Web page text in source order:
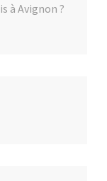
à Avignon ?